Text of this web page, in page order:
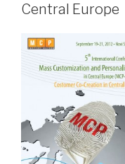
Central Europe